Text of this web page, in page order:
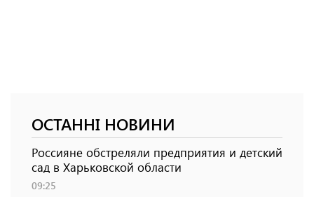
ОСТАННІ НОВИНИ
Россияне обстреляли предприятия и детский
сад в Харьковской области
09:25